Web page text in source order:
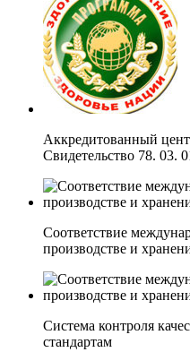
Аккредитованный
Свидетельство 78. 03.
Соответствие
производстве и
Система контроля
стандартам